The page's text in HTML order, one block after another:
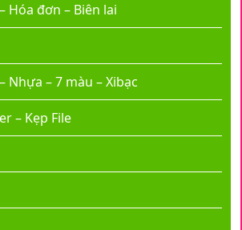
Hóa đơn – Biên lai
Nhựa – 7 màu – Xibạc
– Kẹp File